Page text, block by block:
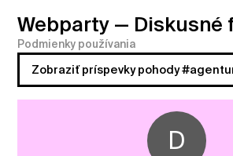
Webparty — Diskusné
Podmienky používania
Zobraziť príspevky pohody
D